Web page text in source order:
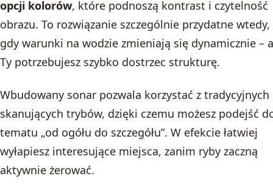
opcji kolorów, które podnoszą kontrast i czytelność
obrazu. To rozwiązanie szczególnie przydatne wtedy,
gdy warunki na wodzie zmieniają się dynamicznie – a
Ty potrzebujesz szybko dostrzec strukturę.
Wbudowany sonar pozwala korzystać z tradycyjnych
skanujących trybów, dzięki czemu możesz podejść
tematu „od ogółu do szczegółu”. W efekcie łatwiej
wyłapiesz interesujące miejsca, zanim ryby zaczną
aktywnie żerować.